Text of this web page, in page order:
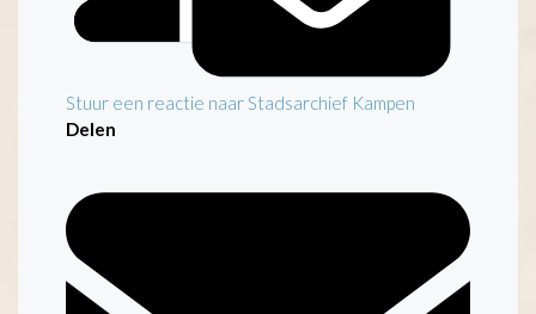
Stuur een reactie naar Stadsarchief Kampen
Delen